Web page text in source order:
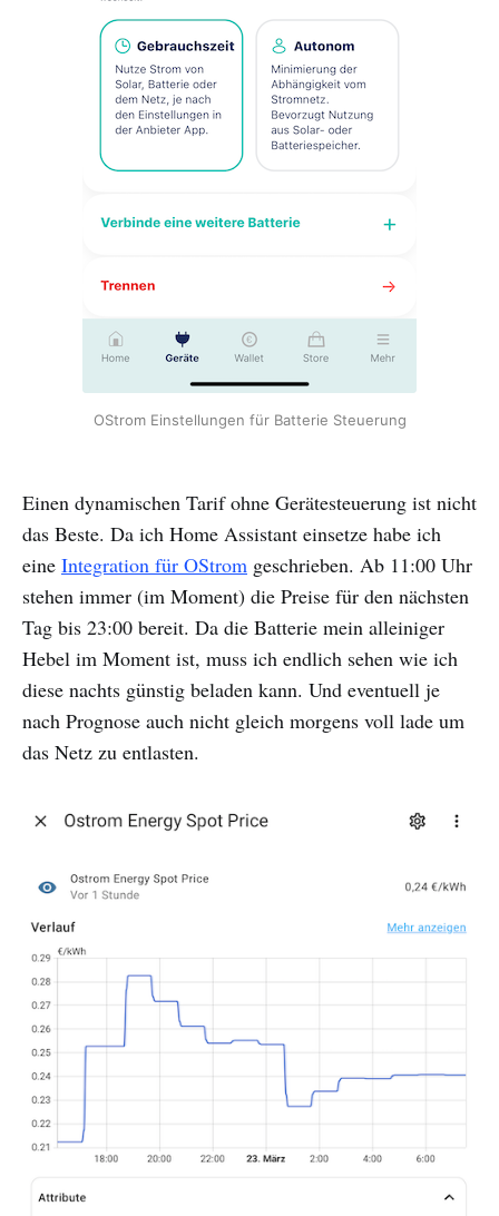
OStrom Einstellungen für Batterie Steuerung
Einen dynamischen Tarif ohne Gerätesteuerung ist nicht
das Beste. Da ich Home Assistant einsetze habe ich
eine Integration für OStrom geschrieben. Ab 11:00 Uhr
stehen immer (im Moment) die Preise für den nächsten
Tag bis 23:00 bereit. Da die Batterie mein alleiniger
Hebel im Moment ist, muss ich endlich sehen wie ich
diese nachts günstig beladen kann. Und eventuell je
nach Prognose auch nicht gleich morgens voll lade um
das Netz zu entlasten.